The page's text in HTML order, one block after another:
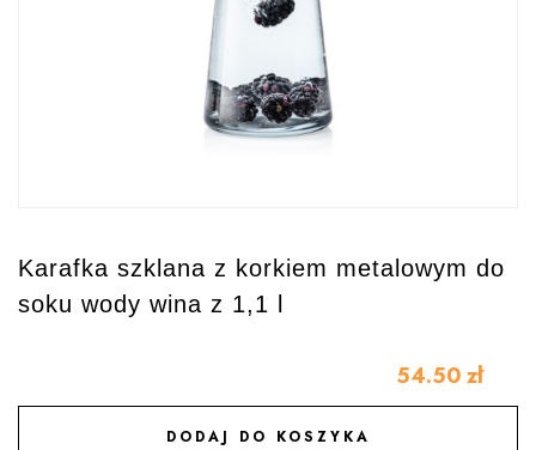
Karafka szklana z korkiem metalowym do
soku wody wina z 1,1 l
54.50 zł
DODAJ DO KOSZYKA
DODAJ DO ULUBIONYCH